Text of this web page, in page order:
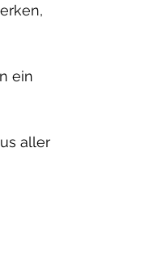
ein
aller